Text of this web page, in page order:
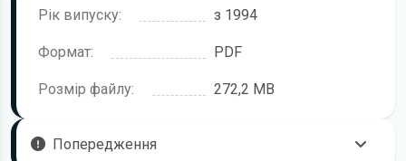
Рік випуску: з 1994
Формат: PDF
Розмір файлу: 272,2 MB
Попередження